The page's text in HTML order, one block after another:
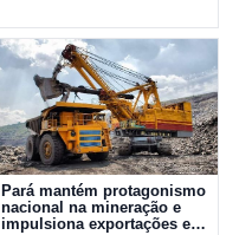
Pará mantém protagonismo
nacional na mineração e
impulsiona exportações em